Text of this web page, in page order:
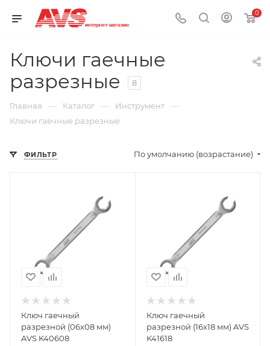
0
Ключи гаечные
разрезные
8
Главная — Каталог — Инструмент —
Ключи гаечные разрезные
ФИЛЬТР По умолчанию (возрастание)
Ключ гаечный
разрезной (06х08 мм)
AVS K40608
Ключ гаечный
разрезной (16х18 мм) AVS
K41618